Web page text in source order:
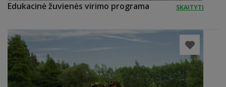
Edukacinė žuvienės virimo programa SKAITYTI